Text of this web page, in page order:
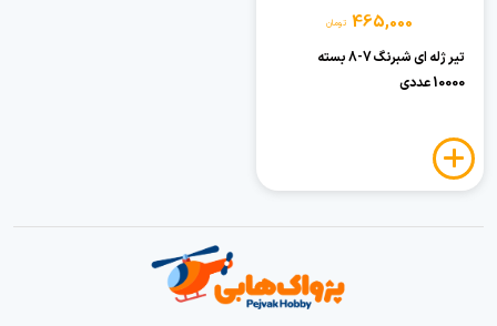
465,000 تومان
تیر ژله ای شبرنگ 7-8 بسته
10000 عددی